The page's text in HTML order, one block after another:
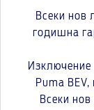
Всеки нов
годишна
Изключение
Puma
Всеки